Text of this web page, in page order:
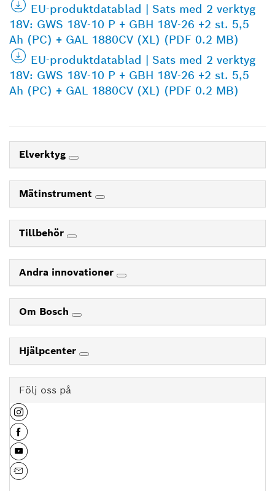
EU-produktdatablad | Sats med 2 verktyg
18V: GWS 18V-10 P + GBH 18V-26 +2 st. 5,5
Ah (PC) + GAL 1880CV (XL) (PDF 0.2 MB)
EU-produktdatablad | Sats med 2 verktyg
18V: GWS 18V-10 P + GBH 18V-26 +2 st. 5,5
Ah (PC) + GAL 1880CV (XL) (PDF 0.2 MB)
Elverktyg
Mätinstrument
Tillbehör
Andra innovationer
Om Bosch
Hjälpcenter
Följ oss på